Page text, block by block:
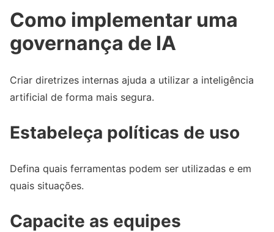
Como implementar uma
governança de IA
Criar diretrizes internas ajuda a utilizar a inteligência
artificial de forma mais segura.
Estabeleça políticas de uso
Defina quais ferramentas podem ser utilizadas e em
quais situações.
Capacite as equipes